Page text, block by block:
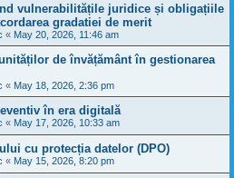
vulnerabilitățile juridice și obligațiile
gradatiei de merit
« May 20, 2026, 11:46 am
de învățământ în gestionarea
« May 18, 2026, 2:36 pm
în era digitală
« May 17, 2026, 10:33 am
cu protecția datelor (DPO)
« May 15, 2026, 8:20 pm